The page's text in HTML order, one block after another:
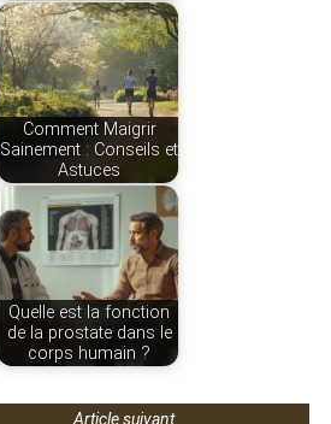
Comment Maigrir
Sainement : Conseils et
Astuces
Quelle est la fonction
de la prostate dans le
corps humain ?
Article suivant